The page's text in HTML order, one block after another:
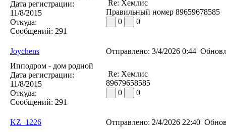
Дата регистрации:
11/8/2015
Откуда:
Сообщений: 291
Re: Хемлис
Правильный номер 89659678585
0
0
Joychens Отправлено: 3/4/2026 0:44
Ипподром - дом родной
Дата регистрации:
11/8/2015
Откуда:
Сообщений: 291
Re: Хемлис
89679658585
0
0
KZ_1226 Отправлено: 2/4/2026 22:40